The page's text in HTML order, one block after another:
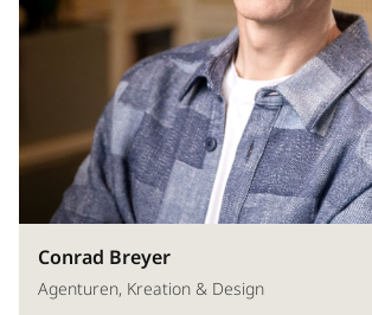
Conrad Breyer
Agenturen, Kreation & Design